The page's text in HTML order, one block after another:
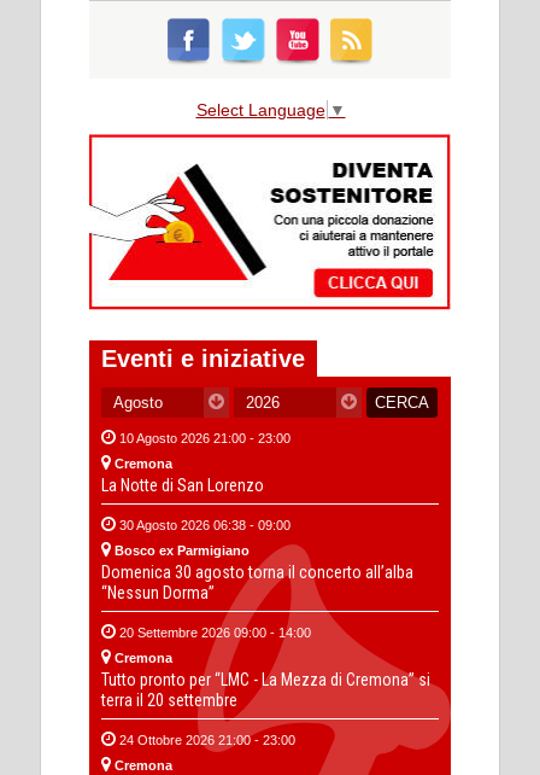
Select Language ▼
Eventi e iniziative
10 Agosto 2026 21:00 - 23:00
Cremona
La Notte di San Lorenzo
30 Agosto 2026 06:38 - 09:00
Bosco ex Parmigiano
Domenica 30 agosto torna il concerto all’alba
“Nessun Dorma”
20 Settembre 2026 09:00 - 14:00
Cremona
Tutto pronto per “LMC - La Mezza di Cremona” si
terra il 20 settembre
24 Ottobre 2026 21:00 - 23:00
Cremona